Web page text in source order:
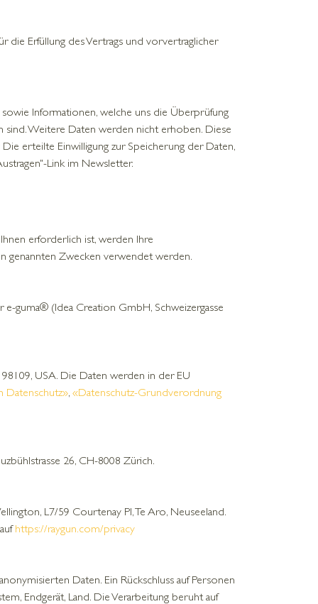
die Erfüllung des Vertrags und vorvertraglicher
Informationen, welche uns die Überprüfung
sind. Weitere Daten werden nicht erhoben. Diese
erteilte Einwilligung zur Speicherung der Daten,
Link im Newsletter.
erforderlich ist, werden Ihre
genannten Zwecken verwendet werden.
guma® (Idea Creation GmbH, Schweizergasse
USA. Die Daten werden in der EU
Datenschutz», «Datenschutz-Grundverordnung
26, CH-8008 Zürich.
L7/59 Courtenay Pl, Te Aro, Neuseeland.
https://raygun.com/privacy
Daten. Ein Rückschluss auf Personen
Endgerät, Land. Die Verarbeitung beruht auf